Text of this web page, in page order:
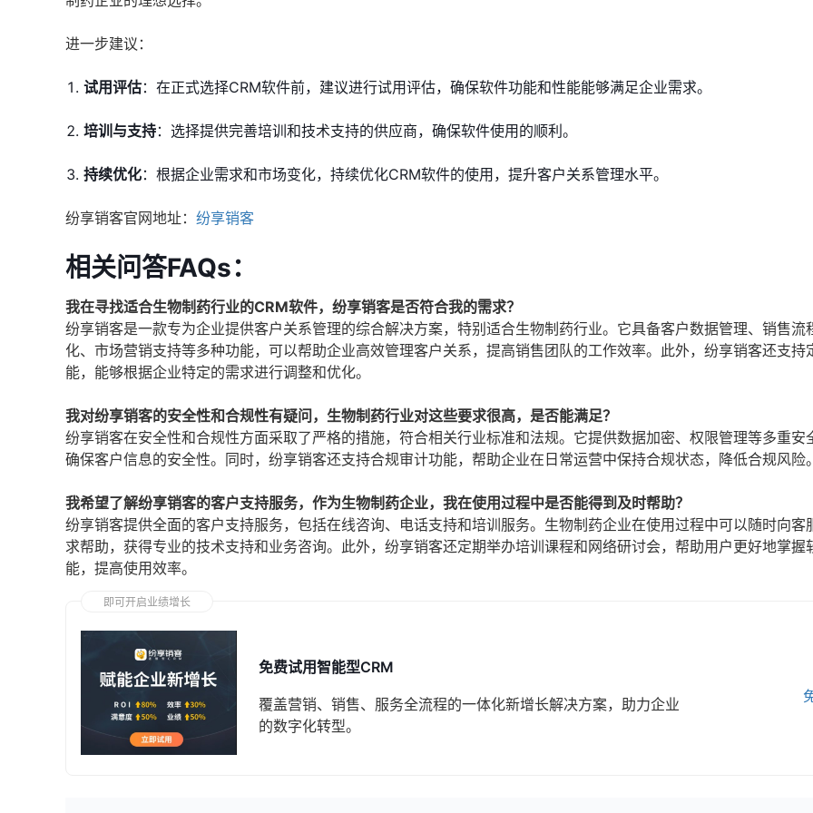
进一步建议：
试用评估：在正式选择CRM软件前，建议进行试用评估，确保软件功能和性能能够满足企业需求。
培训与支持：选择提供完善培训和技术支持的供应商，确保软件使用的顺利。
持续优化：根据企业需求和市场变化，持续优化CRM软件的使用，提升客户关系管理水平。
纷享销客官网地址： 纷享销客
相关问答FAQs：
我在寻找适合生物制药行业的CRM软件，纷享销客是否符合我的需求？
纷享销客是一款专为企业提供客户关系管理的综合解决方案，特别适合生物制药行业。它具备客户数据管理、销售流
化、市场营销支持等多种功能，可以帮助企业高效管理客户关系，提高销售团队的工作效率。此外，纷享销客还支持
能，能够根据企业特定的需求进行调整和优化。
我对纷享销客的安全性和合规性有疑问，生物制药行业对这些要求很高，是否能满足？
纷享销客在安全性和合规性方面采取了严格的措施，符合相关行业标准和法规。它提供数据加密、权限管理等多重安
确保客户信息的安全性。同时，纷享销客还支持合规审计功能，帮助企业在日常运营中保持合规状态，降低合规风险。
我希望了解纷享销客的客户支持服务，作为生物制药企业，我在使用过程中是否能得到及时帮助？
纷享销客提供全面的客户支持服务，包括在线咨询、电话支持和培训服务。生物制药企业在使用过程中可以随时向客
求帮助，获得专业的技术支持和业务咨询。此外，纷享销客还定期举办培训课程和网络研讨会，帮助用户更好地掌握
能，提高使用效率。
即可开启业绩增长
免费试用智能型CRM
覆盖营销、销售、服务全流程的一体化新增长解决方案，助力企业
的数字化转型。